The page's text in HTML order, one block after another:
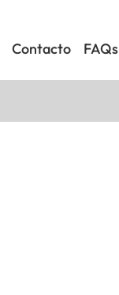
Contacto FAQs